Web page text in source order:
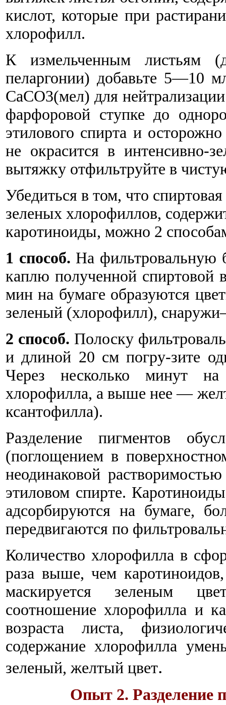
кислот, которые при
хлорофилл.
К измельченным листьям
пеларгонии) добавьте 5—10
СаСО3(мел) для нейтрализации
фарфоровой ступке до
этилового спирта и
не окрасится в интенсивно-
вытяжку отфильтруйте в
Убедиться в том, что
зеленых хлорофиллов,
каротиноиды, можно 2
1 способ. На фильтровальную
каплю полученной спиртовой
мин на бумаге образуются
зеленый (хлорофилл),
2 способ. Полоску
и длиной 20 см погру-зите
Через несколько минут на
хлорофилла, а выше нее —
ксантофилла).
Разделение пигментов
(поглощением в
неодинаковой
этиловом спирте.
адсорбируются на бумаге,
передвигаются по
Количество хлорофилла в
раза выше, чем
маскируется зеленым
соотношение хлорофилла и
возраста листа,
содержание хлорофилла
зеленый, желтый цвет.
Опыт 2. Разделение